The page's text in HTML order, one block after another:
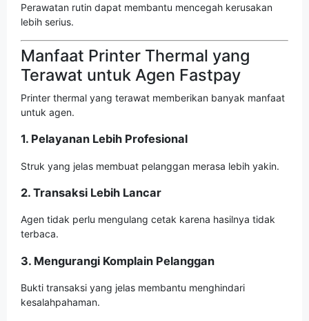
Perawatan rutin dapat membantu mencegah kerusakan
lebih serius.
Manfaat Printer Thermal yang
Terawat untuk Agen Fastpay
Printer thermal yang terawat memberikan banyak manfaat
untuk agen.
1. Pelayanan Lebih Profesional
Struk yang jelas membuat pelanggan merasa lebih yakin.
2. Transaksi Lebih Lancar
Agen tidak perlu mengulang cetak karena hasilnya tidak
terbaca.
3. Mengurangi Komplain Pelanggan
Bukti transaksi yang jelas membantu menghindari
kesalahpahaman.